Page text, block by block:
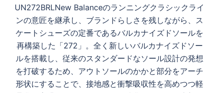
ナ
ビ
ゲ
ー
シ
ョ
UN272BRLNew Balanceのランニングクラシックライ
ンの意匠を継承し、ブランドらしさを残しながら、ス
ケートシューズの定番であるバルカナイズドソールを
再構築した「272」。全く新しいバルカナイズドソー
ルを搭載し、従来のスタンダードなソール設計の発想
を打破するため、アウトソールのかかと部分をアーチ
形状にすることで、接地感と衝撃吸収性を高めつつ軽